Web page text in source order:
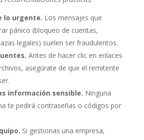
lo urgente. Los mensajes que
pánico (bloqueo de cuentas,
legales) suelen ser fraudulentos.
Antes de hacer clic en enlaces
asegúrate de que el remitente
información sensible. Ninguna
te pedirá contraseñas o códigos por
Si gestionas una empresa,